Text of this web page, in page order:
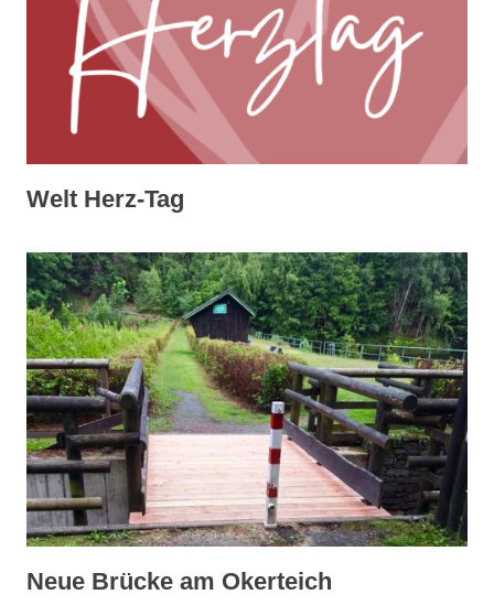
Welt Herz-Tag
Neue Brücke am Okerteich